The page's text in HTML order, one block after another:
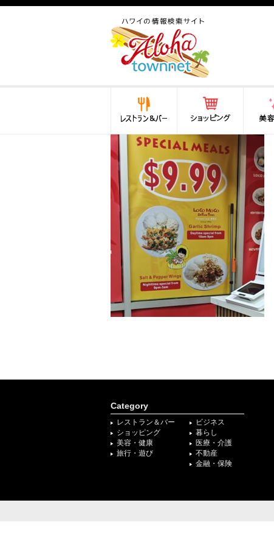
法律から運転免許証まで情
報が満載！
レストラン＆バー ショッピング 美容・健
Category
レストラン＆バー
ショッピング
美容・健康
旅行・遊び
ビジネス
暮らし
医療・介護
不動産
金融・保険